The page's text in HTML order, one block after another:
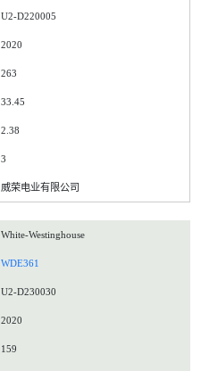
U2-D220005
2020
263
33.45
2.38
3
威荣电业有限公司
White-Westinghouse
WDE361
U2-D230030
2020
159